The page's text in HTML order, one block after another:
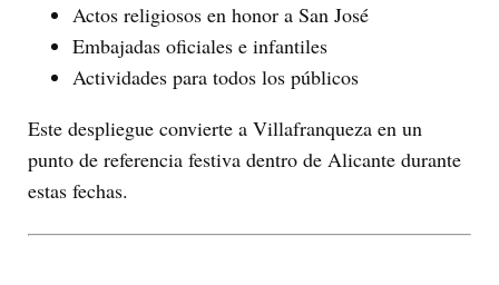
Actos religiosos en honor a San José
Embajadas oficiales e infantiles
Actividades para todos los públicos
Este despliegue convierte a Villafranqueza en un
punto de referencia festiva dentro de Alicante durante
estas fechas.